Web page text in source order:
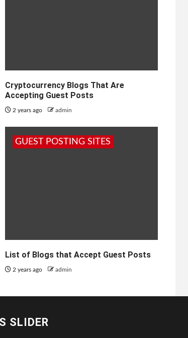
Cryptocurrency Blogs That Are
Accepting Guest Posts
2 years ago admin
GUEST POSTING SITES
List of Blogs that Accept Guest Posts
2 years ago admin
SLIDER